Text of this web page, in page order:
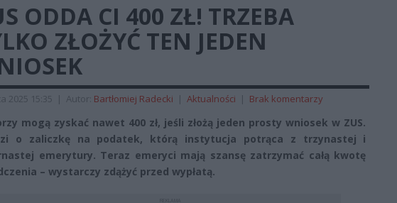
ODDA CI 400 ZŁ! TRZEBA
ZŁOŻYĆ TEN JEDEN
2025 15:35 | Autor: Bartłomiej Radecki | Aktualności | Brak komentarzy
mogą zyskać nawet 400 zł, jeśli złożą jeden prosty wniosek w ZUS.
o zaliczkę na podatek, którą instytucja potrąca z trzynastej i
emerytury. Teraz emeryci mają szansę zatrzymać całą kwotę
– wystarczy zdążyć przed wypłatą.